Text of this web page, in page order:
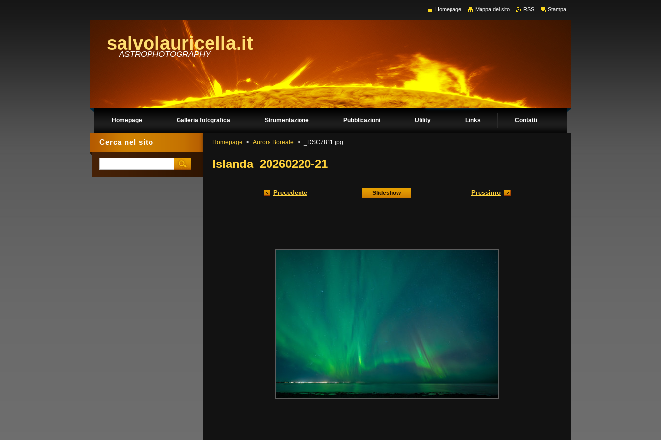
salvolauricella.it
ASTROPHOTOGRAPHY
Homepage Galleria fotografica Strumentazione Pubblicazioni Utility Links Contatti
Homepage > Aurora Boreale > _DSC7811.jpg
Islanda_20260220-21
Precedente Slideshow Prossimo
Cerca nel sito
Homepage Mappa del sito RSS Stampa